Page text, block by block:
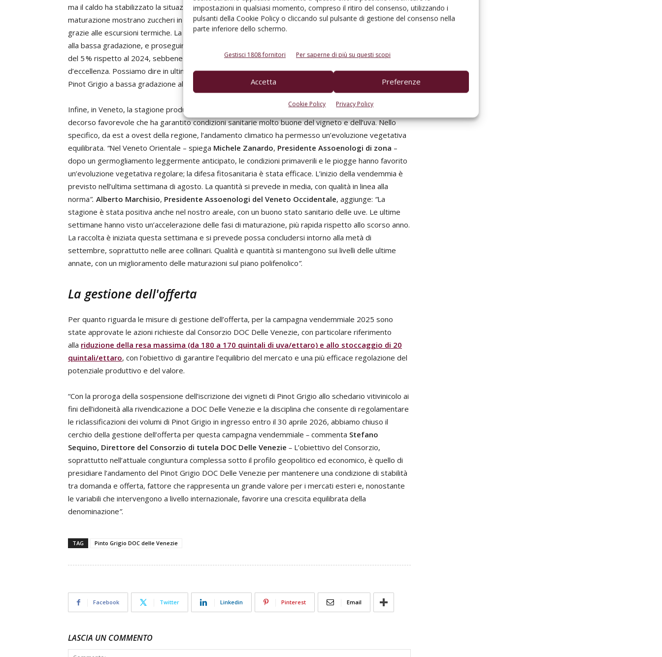
impostazioni in qualsiasi momento, compreso il ritiro del consenso, utilizzando i
pulsanti della Cookie Policy o cliccando sul pulsante di gestione del consenso nella
parte inferiore dello schermo.
Gestisci 1808 fornitori Per saperne di più su questi scopi
Accetta Preferenze
Cookie Policy Privacy Policy
ma il caldo ha stabilizzato la situazione: ora lo stato sanitario è in netto miglioramento. I campioni di
maturazione mostrano zuccheri in crescita rapida e un buon contenuto acidico, soprattutto malico,
grazie alle escursioni termiche. La vendemmia partirà in questi giorni, con le prime partite destinate
alla bassa gradazione, e proseguirà fino a metà settembre. Quantitativamente, si prevede poco più
del 5 % rispetto al 2024, sebbene ancora sotto la media storica; qualitativamente si auspicano punte
d’eccellenza. Possiamo dire in ultimo che la nostra regione è apripista rispetto alle vinificazioni di
Pinot Grigio a bassa gradazione alcolica, non solo sotto il cappello della DOC Delle Venezie
Infine, in Veneto, la stagione produttiva ha mostrato un trend complessivamente regolare, con un
decorso favorevole che ha garantito condizioni sanitarie molto buone del vigneto e dell’uva. Nello
specifico, da est a ovest della regione, l’andamento climatico ha permesso un’evoluzione vegetativa
equilibrata. “Nel Veneto Orientale – spiega Michele Zanardo, Presidente Assoenologi di zona –
dopo un germogliamento leggermente anticipato, le condizioni primaverili e le piogge hanno favorito
un’evoluzione vegetativa regolare; la difesa fitosanitaria è stata efficace. L’inizio della vendemmia è
previsto nell’ultima settimana di agosto. La quantità si prevede in media, con qualità in linea alla
norma”. Alberto Marchisio, Presidente Assoenologi del Veneto Occidentale, aggiunge: “La
stagione è stata positiva anche nel nostro areale, con un buono stato sanitario delle uve. Le ultime
settimane hanno visto un’accelerazione delle fasi di maturazione, più rapida rispetto allo scorso anno.
La raccolta è iniziata questa settimana e si prevede possa concludersi intorno alla metà di
settembre, soprattutto nelle aree collinari. Qualità e quantità si mantengono sui livelli delle ultime
annate, con un miglioramento delle maturazioni sul piano polifenolico”.
La gestione dell'offerta
Per quanto riguarda le misure di gestione dell’offerta, per la campagna vendemmiale 2025 sono
state approvate le azioni richieste dal Consorzio DOC Delle Venezie, con particolare riferimento
alla riduzione della resa massima (da 180 a 170 quintali di uva/ettaro) e allo stoccaggio di 20
quintali/ettaro, con l’obiettivo di garantire l’equilibrio del mercato e una più efficace regolazione del
potenziale produttivo e del valore.
“Con la proroga della sospensione dell’iscrizione dei vigneti di Pinot Grigio allo schedario vitivinicolo ai
fini dell’idoneità alla rivendicazione a DOC Delle Venezie e la disciplina che consente di regolamentare
le riclassificazioni dei volumi di Pinot Grigio in ingresso entro il 30 aprile 2026, abbiamo chiuso il
cerchio della gestione dell’offerta per questa campagna vendemmiale – commenta Stefano
Sequino, Direttore del Consorzio di tutela DOC Delle Venezie – L’obiettivo del Consorzio,
soprattutto nell’attuale congiuntura complessa sotto il profilo geopolitico ed economico, è quello di
presidiare l’andamento del Pinot Grigio DOC Delle Venezie per mantenere una condizione di stabilità
tra domanda e offerta, fattore che rappresenta un grande valore per i mercati esteri e, nonostante
le variabili che intervengono a livello internazionale, favorire una crescita equilibrata della
denominazione”.
TAG Pinto Grigio DOC delle Venezie
Facebook Twitter Linkedin Pinterest Email
LASCIA UN COMMENTO